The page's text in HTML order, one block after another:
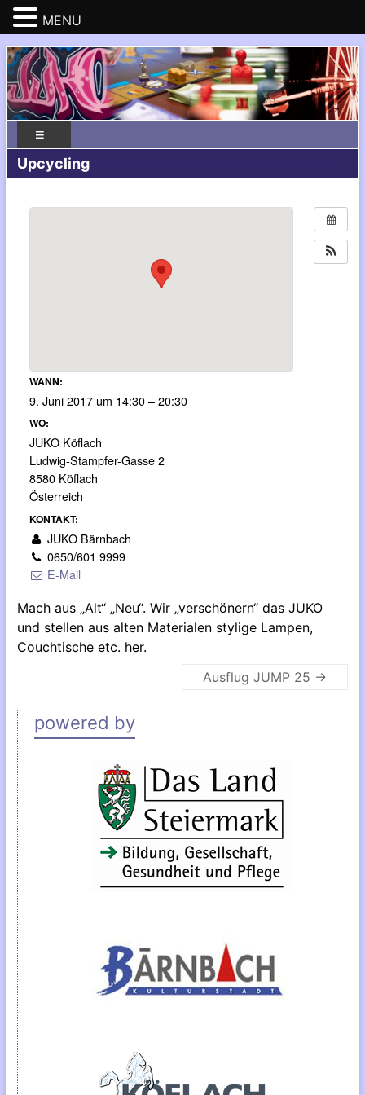
Upcycling
WANN:
9. Juni 2017 um 14:30 – 20:30
WO:
JUKO Köflach
Ludwig-Stampfer-Gasse 2
8580 Köflach
Österreich
KONTAKT:
JUKO Bärnbach
0650/601 9999
E-Mail
Mach aus „Alt“ „Neu“. Wir „verschönern“ das JUKO
und stellen aus alten Materialen stylige Lampen,
Couchtische etc. her.
Ausflug JUMP 25 →
powered by
MENU